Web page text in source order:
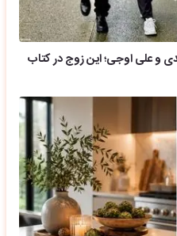
و علی اوجی؛ این زوج در کتاب